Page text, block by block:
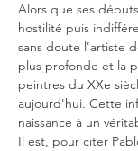
Alors que ses
hostilité puis
sans doute l'artiste
plus profonde et la
peintres du XXe
aujourd'hui. Cette
naissance à un
Il est, pour citer